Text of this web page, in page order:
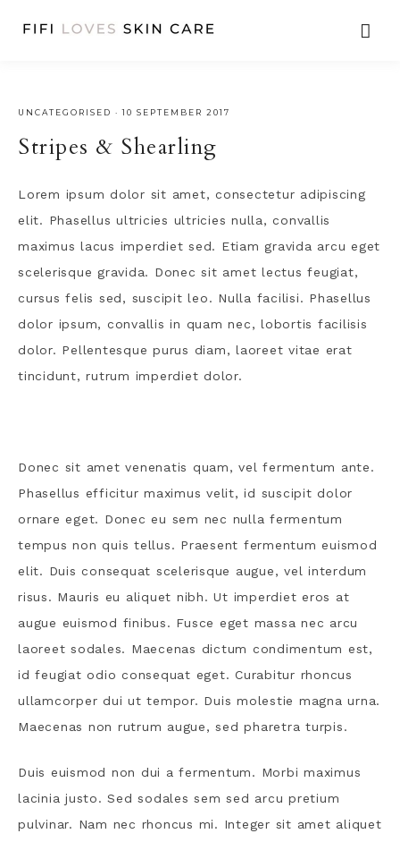
UNCATEGORISED ·10 SEPTEMBER 2017
Stripes & Shearling
Lorem ipsum dolor sit amet, consectetur adipiscing
elit. Phasellus ultricies ultricies nulla, convallis
maximus lacus imperdiet sed. Etiam gravida arcu eget
scelerisque gravida. Donec sit amet lectus feugiat,
cursus felis sed, suscipit leo. Nulla facilisi. Phasellus
dolor ipsum, convallis in quam nec, lobortis facilisis
dolor. Pellentesque purus diam, laoreet vitae erat
tincidunt, rutrum imperdiet dolor.
Donec sit amet venenatis quam, vel fermentum ante.
Phasellus efficitur maximus velit, id suscipit dolor
ornare eget. Donec eu sem nec nulla fermentum
tempus non quis tellus. Praesent fermentum euismod
elit. Duis consequat scelerisque augue, vel interdum
risus. Mauris eu aliquet nibh. Ut imperdiet eros at
augue euismod finibus. Fusce eget massa nec arcu
laoreet sodales. Maecenas dictum condimentum est,
id feugiat odio consequat eget. Curabitur rhoncus
ullamcorper dui ut tempor. Duis molestie magna urna.
Maecenas non rutrum augue, sed pharetra turpis.
Duis euismod non dui a fermentum. Morbi maximus
lacinia justo. Sed sodales sem sed arcu pretium
pulvinar. Nam nec rhoncus mi. Integer sit amet aliquet